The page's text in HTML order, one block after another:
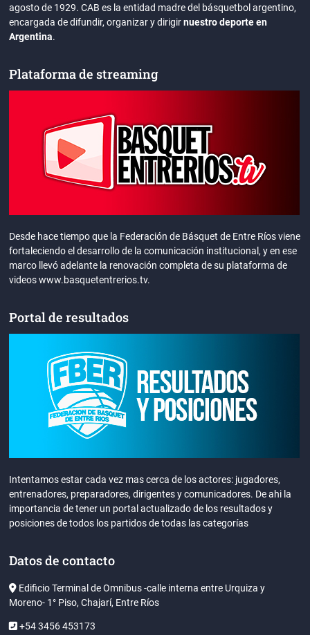
agosto de 1929. CAB es la entidad madre del básquetbol argentino,
encargada de difundir, organizar y dirigirnuestro deporte en
Argentina.
Plataforma de streaming
Desde hace tiempo que la Federación de Básquet de Entre Ríos viene
fortaleciendo el desarrollo de la comunicación institucional, y en ese
marco llevó adelante la renovación completa de su plataforma de
videos www.basquetentrerios.tv.
Portal de resultados
Intentamos estar cada vez mas cerca de los actores: jugadores,
entrenadores, preparadores, dirigentes y comunicadores. De ahi la
importancia de tener un portal actualizado de los resultados y
posiciones de todos los partidos de todas las categorías
Datos de contacto
Edificio Terminal de Omnibus -calle interna entre Urquiza y
Moreno- 1° Piso, Chajarí, Entre Ríos
+54 3456 453173